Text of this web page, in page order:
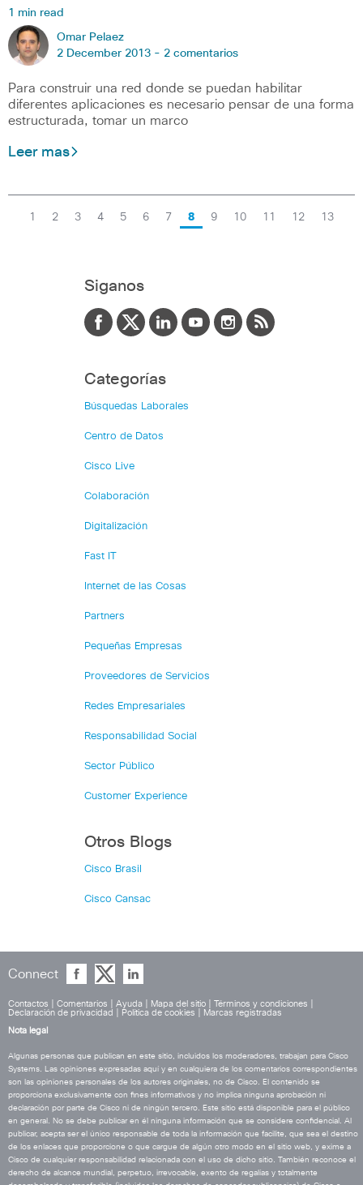
1 min read
Omar Pelaez
2 December 2013 - 2 comentarios
Para construir una red donde se puedan habilitar
diferentes aplicaciones es necesario pensar de una forma
estructurada, tomar un marco
Leer mas
1 2 3 4 5 6 7 8 9 10 11 12 13
Siganos
Categorías
Búsquedas Laborales
Centro de Datos
Cisco Live
Colaboración
Digitalización
Fast IT
Internet de las Cosas
Partners
Pequeñas Empresas
Proveedores de Servicios
Redes Empresariales
Responsabilidad Social
Sector Público
Customer Experience
Otros Blogs
Cisco Brasil
Cisco Cansac
Connect
Contactos Comentarios Ayuda Mapa del sitio Términos y condiciones
Declaración de privacidad
Política de cookies
Marcas registradas
Nota legal
Algunas personas que publican en este sitio, incluidos los moderadores, trabajan para Cisco
Systems. Las opiniones expresadas aquí y en cualquiera de los comentarios correspondientes
son las opiniones personales de los autores originales, no de Cisco. El contenido se
proporciona exclusivamente con fines informativos y no implica ninguna aprobación ni
declaración por parte de Cisco ni de ningún tercero. Este sitio está disponible para el público
en general. No se debe publicar en él ninguna información que se considere confidencial. Al
publicar, acepta ser el único responsable de toda la información que facilite, que sea el destino
de los enlaces que proporcione o que cargue de algún otro modo en el sitio web, y exime a
Cisco de cualquier responsabilidad relacionada con el uso de dicho sitio. También reconoce el
derecho de alcance mundial, perpetuo, irrevocable, exento de regalías y totalmente